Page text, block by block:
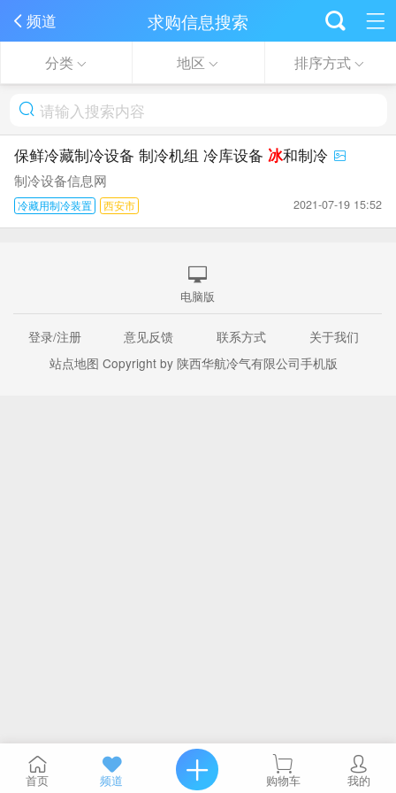
频道 求购信息搜索
分类 地区 排序方式
保鲜冷藏制冷设备 制冷机组 冷库设备 冰和制冷
制冷设备信息网
冷藏用制冷装置 西安市 2021-07-19 15:52
电脑版
登录/注册 意见反馈 联系方式
关于我们
站点地图 Copyright by 陕西华航冷气有限公司手机版
首页 频道 购物车 我的